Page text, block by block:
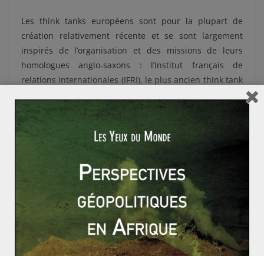
Les think tanks européens sont pour la plupart de
création relativement récente et se sont largement
inspirés de l’organisation et des missions de leurs
homologues anglo-saxons : l’Institut français de
relations internationales (IFRI), le plus ancien think tank
1979 pour constituer un centre de recherche sur les
problématiques internationales pouvant rivaliser avec
les travaux américains en la matière. De plus, le
développement de l’Union Européenne a insufflé une
nouvelle dynamique aux think tanks européens en
permettant à plusieurs d’entre eux d’acquérir une
influence continentale comme Bruegel ou European
Policy Center. Cependant, les think tanks européens
pâtissent généralement d’une réticence « culturelle »
des partis politiques à leur confier le rôle intellectuel et